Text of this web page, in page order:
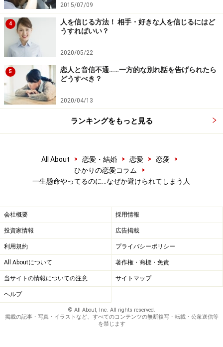
感じ、尊敬するようになることだってあるでしょう。
自分が向かうべきベクトルを再確認
チームワークが必要な仕事をするときも、自分だけがが
んばりすぎて、空回りしてしまうパターンはよくあるも
のです。そんなときは、もっと全体を見渡せるようにな
場合によっては、みんなと足並みをそろえてやった方が
もちろん、どう考えても自分のほうが正しくて、周りの
人たちがやる気がなさすぎる場合は、「自分には合わな
あるでしょう。あなたが本当に正しければ、そんなあな
たを受け入れてくれる、もっといい環境が見つかるでし
ょうしね。
でも、もしどこに行っても、自分が一生懸命にやればや
るほど浮いてしまう場合は、やはり“あなたが向いている
ベクトル”と“全体が向いているベクトル”に違いがある可
能性は高いので、今一度、“自分が向かうべきベクト
ル”を見直した方がいいでしょう。
2015/07/09
4
人を信じる方法！ 相手・好きな人を信じるにはど
うすればいい？
2020/05/22
5
恋人と音信不通……一方的な別れ話を告げられたら
どうすべき？
2020/04/13
ランキングをもっと見る
All About > 恋愛・結婚 > 恋愛 > 恋愛
>
ひかりの恋愛コラム
>
一生懸命やってるのに…なぜか避けられてしまう人
会社概要 採用情報
投資家情報 広告掲載
利用規約 プライバシーポリシー
All Aboutについて 著作権・商標・免責
当サイトの情報についての注意 サイトマップ
ヘルプ
© All About, Inc. All rights reserved.
掲載の記事・写真・イラストなど、すべてのコンテンツの無断複写・転載・公衆送信等
を禁じます